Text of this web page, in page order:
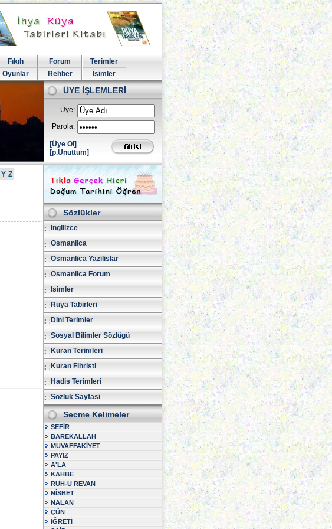
Fıkıh Forum
Terimler
Oyunlar Rehber İsimler
ÜYE İŞLEMLERİ
Üye:
Parola:
[Üye Ol]
[p.Unuttum]
Y Z
Sözlükler
Ingilizce
Osmanlica
Osmanlica Yazilislar
Osmanlica Forum
Isimler
Rüya Tabirleri
Dini Terimler
Sosyal Bilimler Sözlügü
Kuran Terimleri
Kuran Fihristi
Hadis Terimleri
Sözlük Sayfasi
Secme Kelimeler
SEFİR
BAREKALLAH
MUVAFFAKİYET
PAYİZ
A'LA
KAHBE
RUH-U REVAN
NİSBET
NALAN
ÇÜN
İĞRETİ